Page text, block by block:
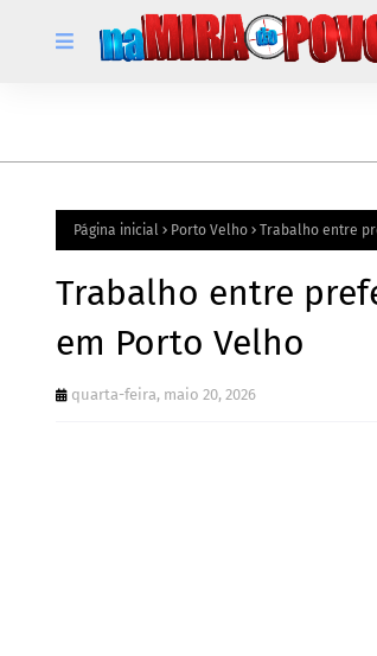
Página inicial Porto Velho Trabalho entre
Trabalho entre
em Porto Velho
quarta-feira, maio 20, 2026